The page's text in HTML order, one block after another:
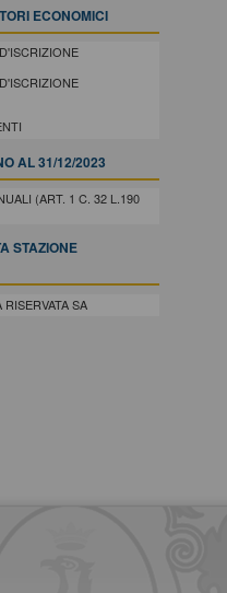
ECONOMICI
AL 31/12/2023
(ART. 1 C. 32 L.190
STAZIONE
SA